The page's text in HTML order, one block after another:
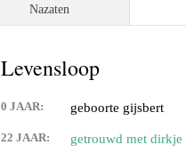
Nazaten
Levensloop
0 JAAR: geboorte gijsbert
22 JAAR: getrouwd met